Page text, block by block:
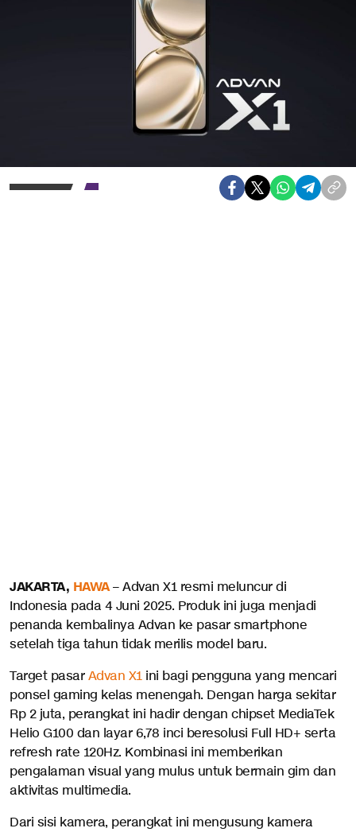
JAKARTA, HAWA– Advan X1 resmi meluncur di
Indonesia pada 4 Juni 2025. Produk ini juga menjadi
penanda kembalinya Advan ke pasar smartphone
setelah tiga tahun tidak merilis model baru.
Target pasarAdvan X1ini bagi pengguna yang mencari
ponsel gaming kelas menengah. Dengan harga sekitar
Rp 2 juta, perangkat ini hadir dengan chipset MediaTek
Helio G100 dan layar 6,78 inci beresolusi Full HD+ serta
refresh rate 120Hz. Kombinasi ini memberikan
pengalaman visual yang mulus untuk bermain gim dan
aktivitas multimedia.
Dari sisi kamera, perangkat ini mengusung kamera